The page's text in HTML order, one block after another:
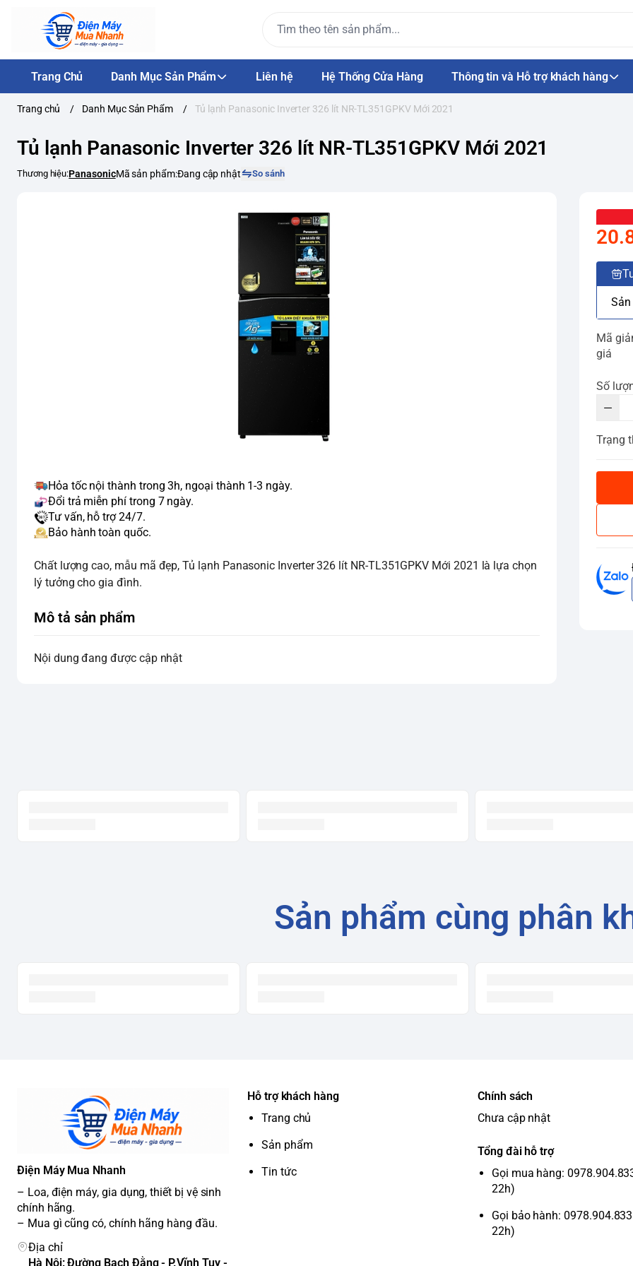
Trang Chủ Danh Mục Sản Phẩm Liên hệ Hệ Thống Cửa Hàng Thông tin và Hỗ trợ khách hàng
Trang chủ / Danh Mục Sản Phẩm / Tủ lạnh Panasonic Inverter 326 lít NR-TL351GPKV Mới 2021
Tủ lạnh Panasonic Inverter 326 lít NR-TL351GPKV Mới 2021
Thương hiệu:PanasonicMã sản phẩm:Đang cập nhật So sánh
Mã
giá
Số
Trạng
Hỏa tốc nội thành trong 3h, ngoại thành 1-3 ngày.
Đổi trả miễn phí trong 7 ngày.
Tư vấn, hỗ trợ 24/7.
Bảo hành toàn quốc.
Chất lượng cao, mẫu mã đẹp, Tủ lạnh Panasonic Inverter 326 lít NR-TL351GPKV Mới 2021 là lựa chọn
lý tưởng cho gia đình.
Mô tả sản phẩm
Nội dung đang được cập nhật
Sản phẩm cùng phân
Điện Máy Mua Nhanh
– Loa, điện máy, gia dụng, thiết bị vệ sinh
chính hãng.
– Mua gì cũng có, chính hãng hàng đầu.
Địa chỉ
Hà Nội: Đường Bạch Đằng - P.Vĩnh Tuy -
Hỗ trợ khách hàng
Trang chủ
Sản phẩm
Tin tức
Chính sách
Chưa cập nhật
Tổng đài hỗ trợ
Gọi mua hàng:
22h)
Gọi bảo hành:
22h)